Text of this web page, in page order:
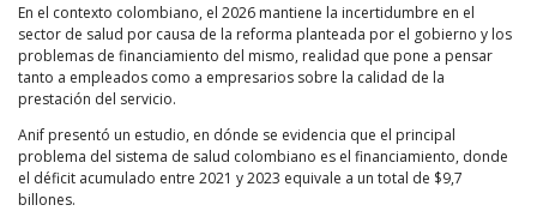
En el contexto colombiano, el 2026 mantiene la incertidumbre en el
sector de salud por causa de la reforma planteada por el gobierno y los
problemas de financiamiento del mismo, realidad que pone a pensar
tanto a empleados como a empresarios sobre la calidad de la
prestación del servicio.
Anif presentó un estudio, en dónde se evidencia que el principal
problema del sistema de salud colombiano es el financiamiento, donde
el déficit acumulado entre 2021 y 2023 equivale a un total de $9,7
billones.